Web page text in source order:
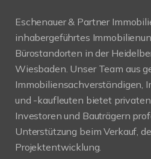
Eschenauer & Partner
inhabergeführtes
Bürostandorten in der
Wiesbaden. Unser Team aus
Immobiliensachverständigen,
und -kaufleuten bietet
Investoren und Bauträgern
Unterstützung beim Verkauf,
Projektentwicklung.